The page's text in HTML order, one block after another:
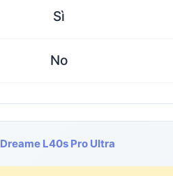
Sì
No
Dreame L40s Pro Ultra